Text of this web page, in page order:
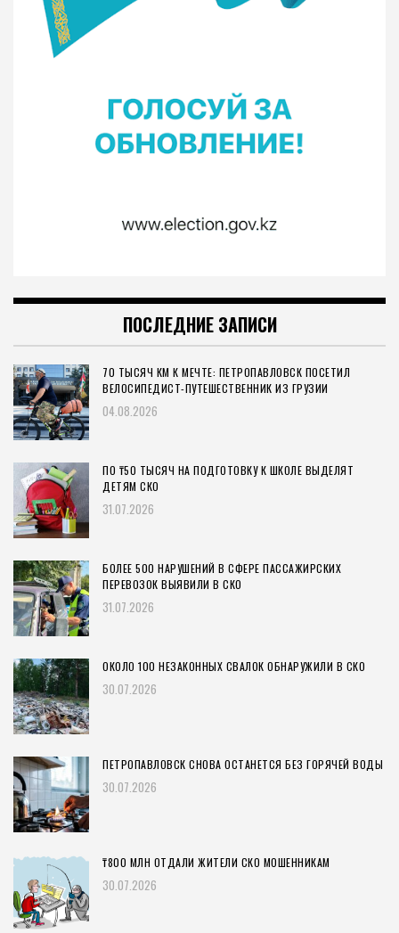
ПОСЛЕДНИЕ ЗАПИСИ
70 ТЫСЯЧ КМ К МЕЧТЕ: ПЕТРОПАВЛОВСК ПОСЕТИЛ
ВЕЛОСИПЕДИСТ-ПУТЕШЕСТВЕННИК ИЗ ГРУЗИИ
04.08.2026
ПО ₸50 ТЫСЯЧ НА ПОДГОТОВКУ К ШКОЛЕ ВЫДЕЛЯТ
ДЕТЯМ СКО
31.07.2026
БОЛЕЕ 500 НАРУШЕНИЙ В СФЕРЕ ПАССАЖИРСКИХ
ПЕРЕВОЗОК ВЫЯВИЛИ В СКО
31.07.2026
ОКОЛО 100 НЕЗАКОННЫХ СВАЛОК ОБНАРУЖИЛИ В СКО
30.07.2026
ПЕТРОПАВЛОВСК СНОВА ОСТАНЕТСЯ БЕЗ ГОРЯЧЕЙ ВОДЫ
30.07.2026
₸800 МЛН ОТДАЛИ ЖИТЕЛИ СКО МОШЕННИКАМ
30.07.2026